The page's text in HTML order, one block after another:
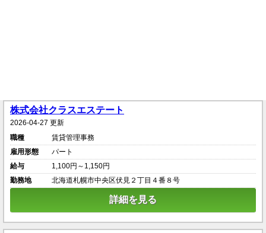
株式会社クラスエステート
2026-04-27 更新
職種
賃貸管理事務
雇用形態
パート
給与
1,100円～1,150円
勤務地
北海道札幌市中央区伏見２丁目４番８号
詳細を見る